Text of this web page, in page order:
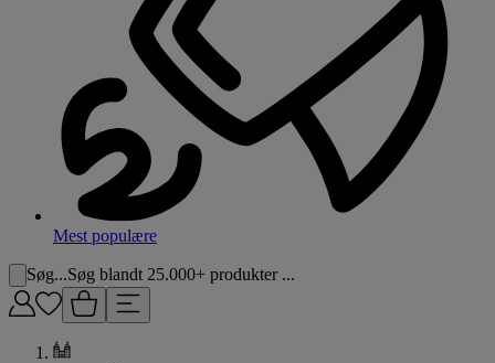
Mest populære
Søg...Søg blandt 25.000+ produkter ...